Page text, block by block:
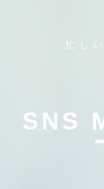
忙し
SNS